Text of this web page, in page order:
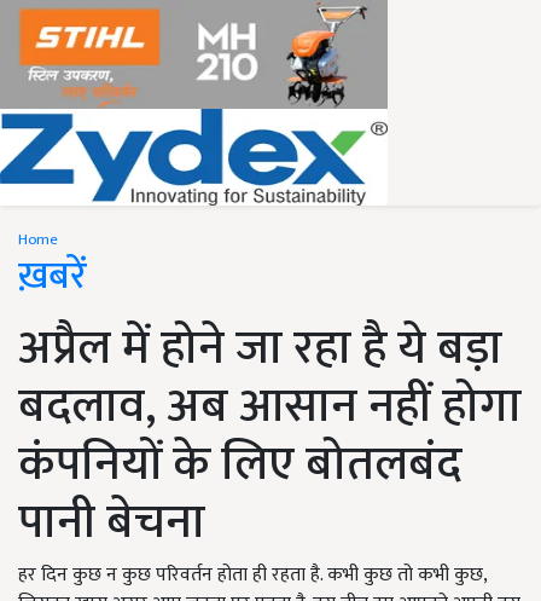
Home
ख़बरें
अप्रैल में होने जा रहा है ये बड़ा
बदलाव, अब आसान नहीं होगा
कंपनियों के लिए बोतलबंद
पानी बेचना
हर दिन कुछ न कुछ परिवर्तन होता ही रहता है. कभी कुछ तो कभी कुछ,